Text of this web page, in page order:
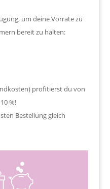
um deine Vorräte zu
bereit zu halten:
profitierst du von
%!
Bestellung gleich